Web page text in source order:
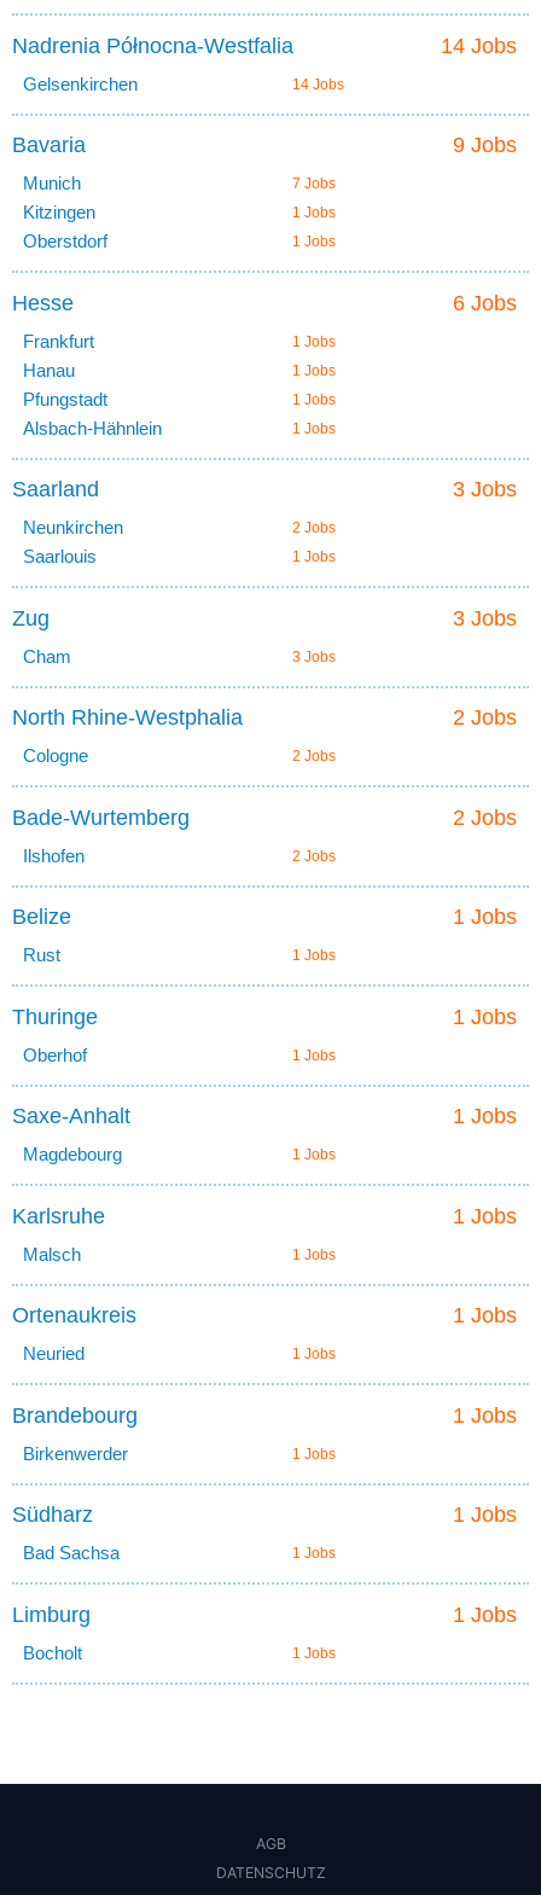
14 Jobs
Nadrenia Północna-Westfalia
Gelsenkirchen 14 Jobs
9 Jobs
Bavaria
Munich 7 Jobs
Kitzingen 1 Jobs
Oberstdorf 1 Jobs
6 Jobs
Hesse
Frankfurt 1 Jobs
Hanau 1 Jobs
Pfungstadt 1 Jobs
Alsbach-Hähnlein 1 Jobs
3 Jobs
Saarland
Neunkirchen 2 Jobs
Saarlouis 1 Jobs
3 Jobs
Zug
Cham 3 Jobs
2 Jobs
North Rhine-Westphalia
Cologne 2 Jobs
2 Jobs
Bade-Wurtemberg
Ilshofen 2 Jobs
1 Jobs
Belize
Rust 1 Jobs
1 Jobs
Thuringe
Oberhof 1 Jobs
1 Jobs
Saxe-Anhalt
Magdebourg 1 Jobs
1 Jobs
Karlsruhe
Malsch 1 Jobs
1 Jobs
Ortenaukreis
Neuried 1 Jobs
1 Jobs
Brandebourg
Birkenwerder 1 Jobs
1 Jobs
Südharz
Bad Sachsa 1 Jobs
1 Jobs
Limburg
Bocholt 1 Jobs
AGB
DATENSCHUTZ